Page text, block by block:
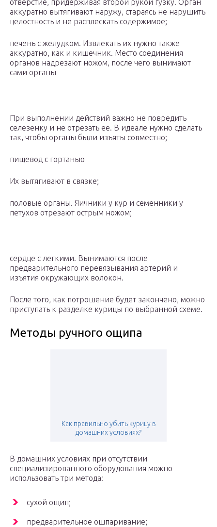
отверстие, придерживая второй рукой гузку. Орган
аккуратно вытягивают наружу, стараясь не нарушить
целостность и не расплескать содержимое;
печень с желудком. Извлекать их нужно также
аккуратно, как и кишечник. Место соединения
органов надрезают ножом, после чего вынимают
сами органы
При выполнении действий важно не повредить
селезенку и не отрезать ее. В идеале нужно сделать
так, чтобы органы были изъяты совместно;
пищевод с гортанью
Их вытягивают в связке;
половые органы. Яичники у кур и семенники у
петухов отрезают острым ножом;
сердце с легкими. Вынимаются после
предварительного перевязывания артерий и
изъятия окружающих волокон.
После того, как потрошение будет закончено, можно
приступать к разделке курицы по выбранной схеме.
Методы ручного ощипа
Как правильно убить курицу в
домашних условиях?
В домашних условиях при отсутствии
специализированного оборудования можно
использовать три метода:
сухой ощип;
предварительное ошпаривание;